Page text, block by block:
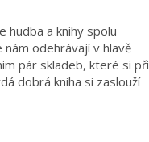
hudba a knihy spolu
odehrávají v hlavě
pár skladeb, které si při
dobrá kniha si zaslouží